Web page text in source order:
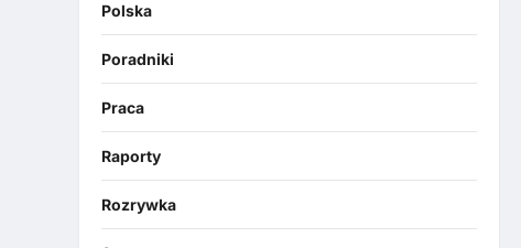
Polska
Poradniki
Praca
Raporty
Rozrywka